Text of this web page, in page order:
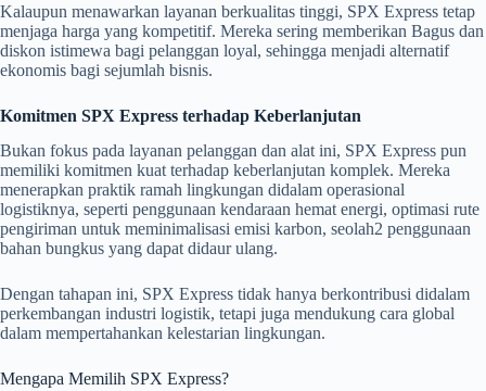
Kalaupun menawarkan layanan berkualitas tinggi, SPX Express tetap
menjaga harga yang kompetitif. Mereka sering memberikan Bagus dan
diskon istimewa bagi pelanggan loyal, sehingga menjadi alternatif
ekonomis bagi sejumlah bisnis.
Komitmen SPX Express terhadap Keberlanjutan
Bukan fokus pada layanan pelanggan dan alat ini, SPX Express pun
memiliki komitmen kuat terhadap keberlanjutan komplek. Mereka
menerapkan praktik ramah lingkungan didalam operasional
logistiknya, seperti penggunaan kendaraan hemat energi, optimasi rute
pengiriman untuk meminimalisasi emisi karbon, seolah2 penggunaan
bahan bungkus yang dapat didaur ulang.
Dengan tahapan ini, SPX Express tidak hanya berkontribusi didalam
perkembangan industri logistik, tetapi juga mendukung cara global
dalam mempertahankan kelestarian lingkungan.
Mengapa Memilih SPX Express?